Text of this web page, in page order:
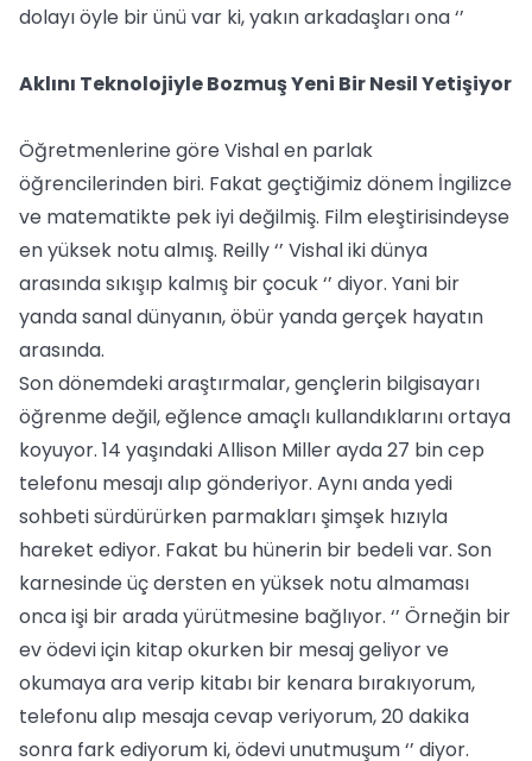
dolayı öyle bir ünü var ki, yakın arkadaşları ona ‘’
Aklını Teknolojiyle Bozmuş Yeni Bir Nesil Yetişiyor
Öğretmenlerine göre Vishal en parlak
öğrencilerinden biri. Fakat geçtiğimiz dönem İngilizce
ve matematikte pek iyi değilmiş. Film eleştirisindeyse
en yüksek notu almış. Reilly ‘’ Vishal iki dünya
arasında sıkışıp kalmış bir çocuk ‘’ diyor. Yani bir
yanda sanal dünyanın, öbür yanda gerçek hayatın
arasında.
Son dönemdeki araştırmalar, gençlerin bilgisayarı
öğrenme değil, eğlence amaçlı kullandıklarını ortaya
koyuyor. 14 yaşındaki Allison Miller ayda 27 bin cep
telefonu mesajı alıp gönderiyor. Aynı anda yedi
sohbeti sürdürürken parmakları şimşek hızıyla
hareket ediyor. Fakat bu hünerin bir bedeli var. Son
karnesinde üç dersten en yüksek notu almaması
onca işi bir arada yürütmesine bağlıyor. ‘’ Örneğin bir
ev ödevi için kitap okurken bir mesaj geliyor ve
okumaya ara verip kitabı bir kenara bırakıyorum,
telefonu alıp mesaja cevap veriyorum, 20 dakika
sonra fark ediyorum ki, ödevi unutmuşum ‘’ diyor.